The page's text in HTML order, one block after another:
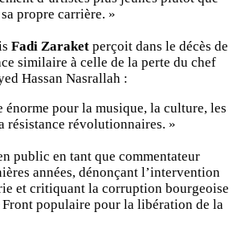
propre carrière. »
Fadi Zaraket perçoit dans le décès de
similaire à celle de la perte du chef
Hassan Nasrallah :
énorme pour la musique, la culture, les
résistance révolutionnaires. »
public en tant que commentateur
années, dénonçant l’intervention
et critiquant la corruption bourgeoise
populaire pour la libération de la